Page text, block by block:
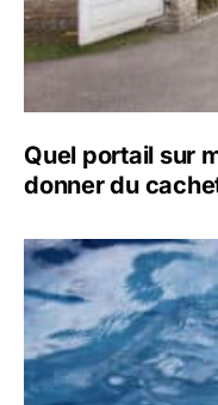
Quel portail sur
donner du